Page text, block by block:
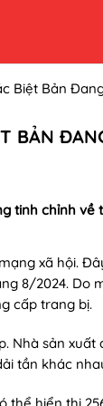
Biệt Bản
BẢN
tinh chỉnh
xã hội.
8/2024. Do
cấp trang bị.
Nhà sản
tần khác
thể hiển thị